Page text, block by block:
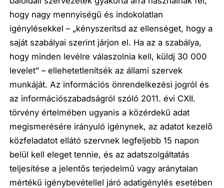
hogy nagy mennyiségű és indokolatlan
igénylésekkel – „kényszerítsd az ellenséget, hogy a
saját szabályai szerint járjon el. Ha az a szabálya,
hogy minden levélre válaszolnia kell, küldj 30 000
levelet” – ellehetetlenítsék az állami szervek
munkáját. Az információs önrendelkezési jogról és
az információszabadságról szóló 2011. évi CXII.
törvényértelmében ugyanis a közérdekű adat
megismerésére irányuló igénynek, az adatot kezelő
közfeladatot ellátó szervnek legfeljebb 15 napon
belül kell eleget tennie, és az adatszolgáltatás
teljesítése a jelentős terjedelmű vagy aránytalan
mértékű igénybevétellel járó adatigénylés esetében